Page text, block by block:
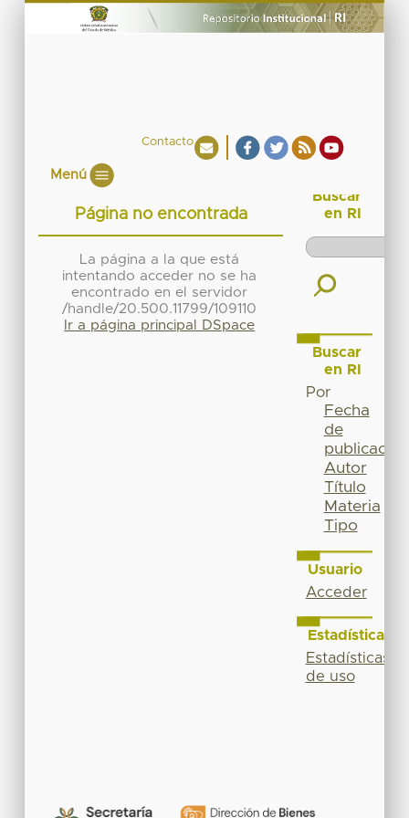
Contacto
Menú
Página no encontrada
La página a la que está
intentando acceder no se ha
encontrado en el servidor
/handle/20.500.11799/109110
Ir a página principal DSpace
Buscar
en RI
Buscar
en RI
Por
Fecha
de
publicación
Autor
Título
Materia
Tipo
Usuario
Acceder
Estadísticas
Estadísticas
de uso